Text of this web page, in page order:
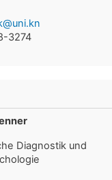
3274
Diagnostik und